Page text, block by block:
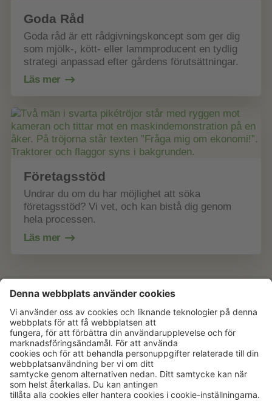
Goda Råd
Goda råd är ett rådgivningskoncept som ger dig
som mjölk-, kött- eller lammproducent en tydlig
strategi anpassad efter gårdens förutsättningar.
Läs mer
Företagsstöd
Undrar du om du har möjlighet att söka
företagsstöd? Vi vet, och kan bistå dig genom
hela processen.
Läs mer